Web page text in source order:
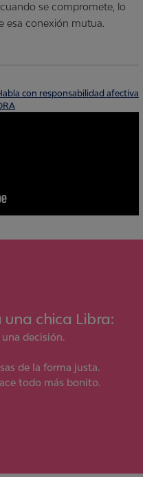
se compromete, lo
esa conexión mutua.
con responsabilidad afectiva
una chica Libra:
decisión.
de la forma justa.
todo más bonito.